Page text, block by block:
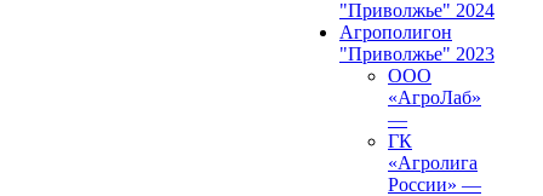
"Приволжье" 2024
Агрополигон
"Приволжье" 2023
ООО
«АгроЛаб»
—
ГК
«Агролига
России» —